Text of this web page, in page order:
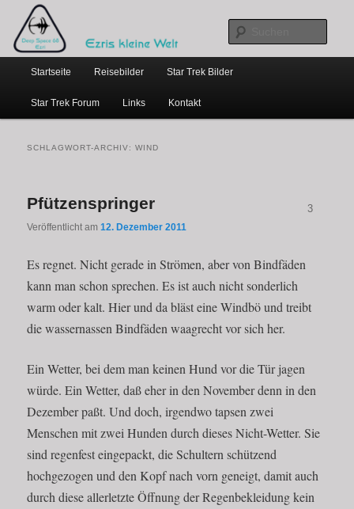
primären
Inhalt
springen
sekundären
Inhalt
springen
Ezris kleine Welt
…weil bloggen so schick ist
Hauptmenü
Startseite Reisebilder Star Trek Bilder
Star Trek Forum Links Kontakt
SCHLAGWORT-ARCHIV:WIND
Pfützenspringer
Veröffentlicht am12. Dezember 2011
3
Es regnet. Nicht gerade in Strömen, aber von Bindfäden
kann man schon sprechen. Es ist auch nicht sonderlich
warm oder kalt. Hier und da bläst eine Windbö und treibt
die wassernassen Bindfäden waagrecht vor sich her.
Ein Wetter, bei dem man keinen Hund vor die Tür jagen
würde. Ein Wetter, daß eher in den November denn in den
Dezember paßt. Und doch, irgendwo tapsen zwei
Menschen mit zwei Hunden durch dieses Nicht-Wetter. Sie
sind regenfest eingepackt, die Schultern schützend
hochgezogen und den Kopf nach vorn geneigt, damit auch
durch diese allerletzte Öffnung der Regenbekleidung kein